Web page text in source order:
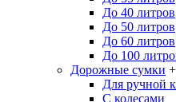
До 40 литров
До 50 литров
До 60 литров
До 100
Дорожные сумки +
Для ручной
С колесами